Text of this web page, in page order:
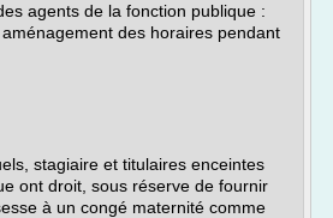
agents de la fonction publique :
des horaires pendant
stagiaire et titulaires enceintes
ont droit, sous réserve de fournir
à un congé maternité comme